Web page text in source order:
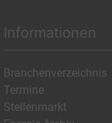
Informationen
Branchenverzeichnis
Termine
Stellenmarkt